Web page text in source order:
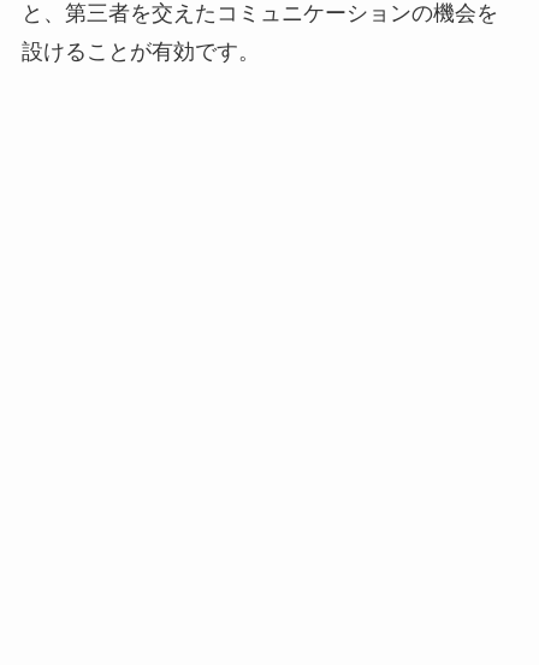
と、第三者を交えたコミュニケーションの機会を
設けることが有効です。